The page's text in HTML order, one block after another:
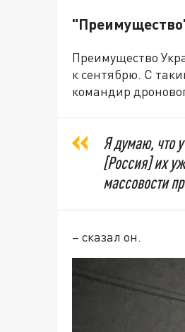
Преимущество
к сентябрю. С
командир
Я думаю, что
[Россия] их
массовости
– сказал он.